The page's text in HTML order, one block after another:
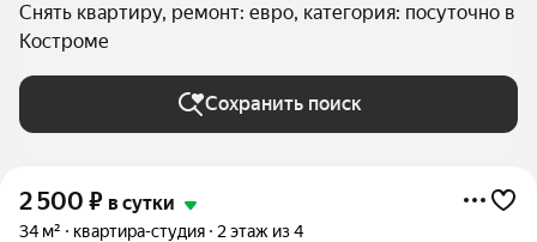
Снять квартиру, ремонт: евро, категория: посуточно в
Костроме
Сохранить поиск
2 500 ₽ в сутки
34 м² квартира-студия 2 этаж из 4